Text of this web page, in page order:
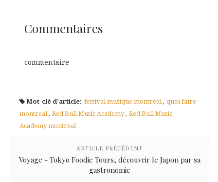
Commentaires
commentaire
Mot-clé d’article: festival musique montreal , quoi faire
montreal , Red Bull Music Academy , Red Bull Music
Academy montreal
ARTICLE PRÉCÉDENT
Voyage - Tokyo Foodie Tours, découvrir le Japon par sa
gastronomie